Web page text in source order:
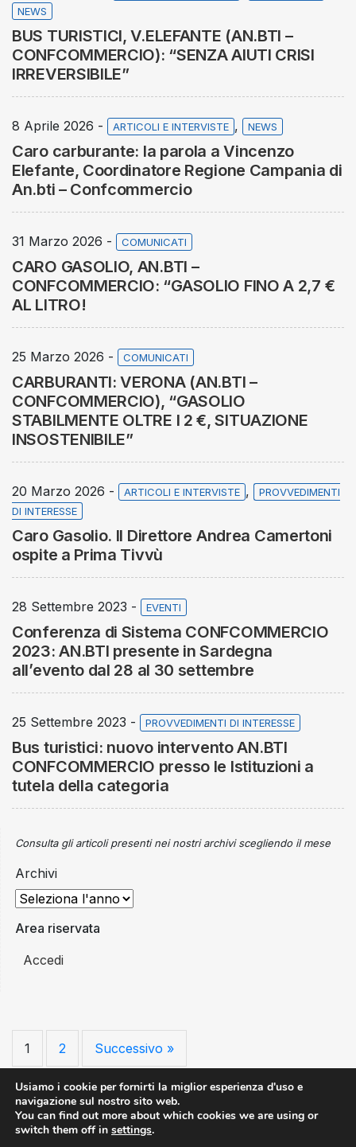
NEWS
BUS TURISTICI, V.ELEFANTE (AN.BTI –
CONFCOMMERCIO): “SENZA AIUTI CRISI
IRREVERSIBILE”
8 Aprile 2026 - ARTICOLI E INTERVISTE , NEWS
Caro carburante: la parola a Vincenzo
Elefante, Coordinatore Regione Campania di
An.bti – Confcommercio
31 Marzo 2026 - COMUNICATI
CARO GASOLIO, AN.BTI –
CONFCOMMERCIO: “GASOLIO FINO A 2,7 €
AL LITRO!
25 Marzo 2026 - COMUNICATI
CARBURANTI: VERONA (AN.BTI –
CONFCOMMERCIO), “GASOLIO
STABILMENTE OLTRE I 2 €, SITUAZIONE
INSOSTENIBILE”
20 Marzo 2026 - ARTICOLI E INTERVISTE ,
PROVVEDIMENTI
DI INTERESSE
Caro Gasolio. Il Direttore Andrea Camertoni
ospite a Prima Tivvù
28 Settembre 2023 - EVENTI
Conferenza di Sistema CONFCOMMERCIO
2023: AN.BTI presente in Sardegna
all’evento dal 28 al 30 settembre
25 Settembre 2023 - PROVVEDIMENTI DI INTERESSE
Bus turistici: nuovo intervento AN.BTI
CONFCOMMERCIO presso le Istituzioni a
tutela della categoria
Consulta gli articoli presenti nei nostri archivi scegliendo il mese
Archivi
Area riservata
Accedi
1 2 Successivo »
All Rights Reserved ©Copyright 2026 - AN.BTI Associazione Nazionale
Usiamo i cookie per fornirti la miglior esperienza d'uso e
navigazione sul nostro sito web.
You can find out more about which cookies we are using or
switch them off in settings.